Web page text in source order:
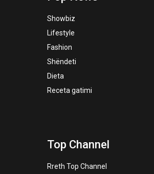
Showbiz
Lifestyle
Fashion
Shëndeti
Dieta
Receta gatimi
Top Channel
Rreth Top Channel